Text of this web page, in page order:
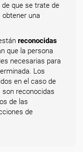
que se trate de
una
reconocidas
que la persona
necesarias para
Los
en el caso de
son reconocidas
de las
de